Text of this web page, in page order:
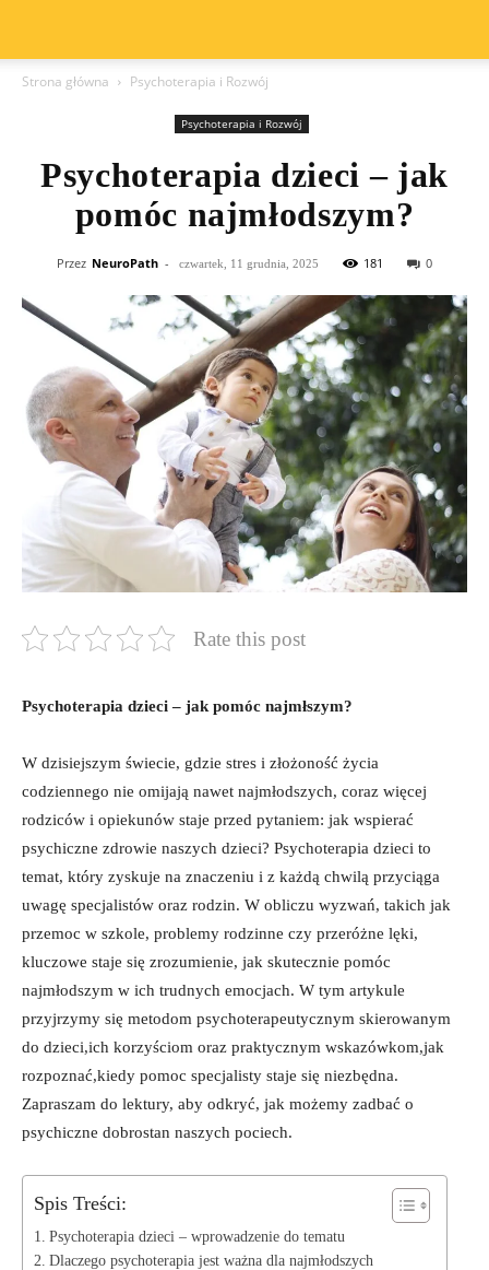
Strona główna Psychoterapia i Rozwój
Psychoterapia i Rozwój
Psychoterapia dzieci – jak
pomóc najmłodszym?
Przez NeuroPath - czwartek, 11 grudnia, 2025 181 0
Rate this post
Psychoterapia dzieci – jak pomóc najmłszym?
W dzisiejszym świecie, gdzie stres i złożoność życia
codziennego nie omijają nawet najmłodszych, coraz więcej
rodziców i opiekunów staje przed pytaniem: jak wspierać
psychiczne zdrowie naszych dzieci? Psychoterapia dzieci to
temat, który zyskuje na znaczeniu i z każdą chwilą przyciąga
uwagę specjalistów oraz rodzin. W obliczu wyzwań, takich jak
przemoc w szkole, problemy rodzinne czy przeróżne lęki,
kluczowe staje się zrozumienie, jak skutecznie pomóc
najmłodszym w ich trudnych emocjach. W tym artykule
przyjrzymy się metodom psychoterapeutycznym skierowanym
do dzieci,ich korzyściom oraz praktycznym wskazówkom,jak
rozpoznać,kiedy pomoc specjalisty staje się niezbędna.
Zapraszam do lektury, aby odkryć, jak możemy zadbać o
psychiczne dobrostan naszych pociech.
Spis Treści:
Psychoterapia dzieci – wprowadzenie do tematu
Dlaczego psychoterapia jest ważna dla najmłodszych